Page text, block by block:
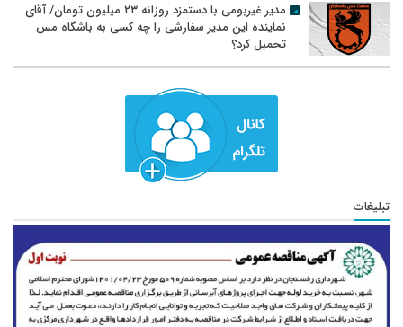
مدیر غیربومی با دستمزد روزانه ۲۳ میلیون تومان/ آقای
نماینده این مدیر سفارشی را چه کسی به باشگاه مس
تحمیل کرد؟
تبلیغات